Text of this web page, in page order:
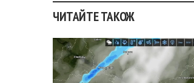
ЧИТАЙТЕ ТАКОЖ